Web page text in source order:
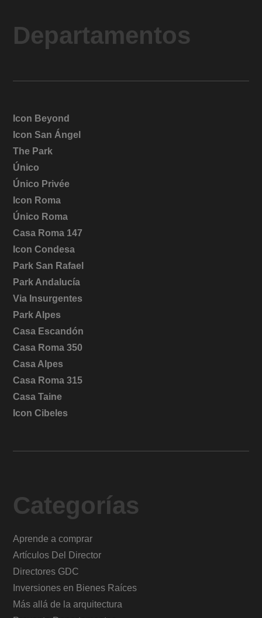
Departamentos
Icon Beyond
Icon San Ángel
The Park
Único
Único Privée
Icon Roma
Único Roma
Casa Roma 147
Icon Condesa
Park San Rafael
Park Andalucía
Via Insurgentes
Park Alpes
Casa Escandón
Casa Roma 350
Casa Alpes
Casa Roma 315
Casa Taine
Icon Cibeles
Categorías
Aprende a comprar
Artículos Del Director
Directores GDC
Inversiones en Bienes Raíces
Más allá de la arquitectura